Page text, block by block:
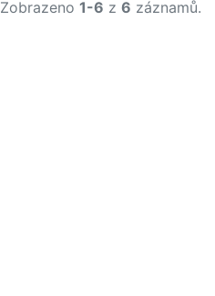
Zobrazeno 1-6 z 6 záznamů.